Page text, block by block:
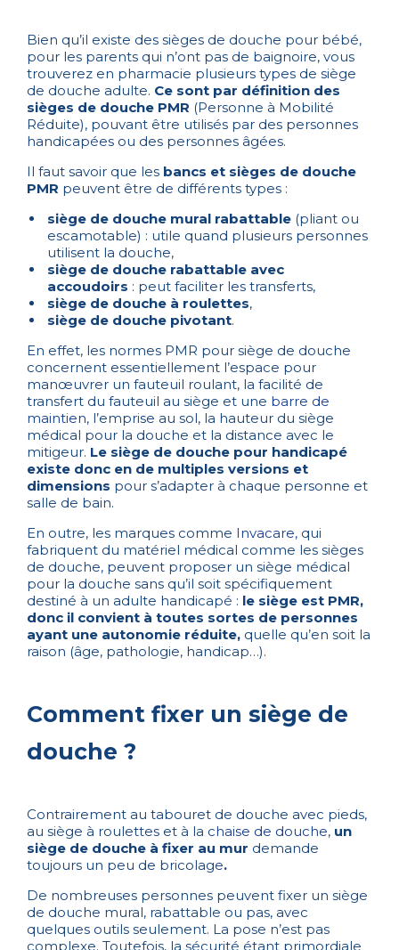
Bien qu’il existe des sièges de douche pour bébé,
pour les parents qui n’ont pas de baignoire, vous
trouverez en pharmacie plusieurs types de siège
de douche adulte. Ce sont par définition des
sièges de douche PMR (Personne à Mobilité
Réduite), pouvant être utilisés par des personnes
handicapées ou des personnes âgées.
Il faut savoir que les bancs et sièges de douche
PMR peuvent être de différents types :
siège de douche mural rabattable (pliant ou
escamotable) : utile quand plusieurs personnes
utilisent la douche,
siège de douche rabattable avec
accoudoirs : peut faciliter les transferts,
siège de douche à roulettes,
siège de douche pivotant.
En effet, les normes PMR pour siège de douche
concernent essentiellement l’espace pour
manœuvrer un fauteuil roulant, la facilité de
transfert du fauteuil au siège et une barre de
maintien, l’emprise au sol, la hauteur du siège
médical pour la douche et la distance avec le
mitigeur. Le siège de douche pour handicapé
existe donc en de multiples versions et
dimensions pour s’adapter à chaque personne et
salle de bain.
En outre, les marques comme Invacare, qui
fabriquent du matériel médical comme les sièges
de douche, peuvent proposer un siège médical
pour la douche sans qu’il soit spécifiquement
destiné à un adulte handicapé : le siège est PMR,
donc il convient à toutes sortes de personnes
ayant une autonomie réduite, quelle qu’en soit la
raison (âge, pathologie, handicap…).
Comment fixer un siège de
douche ?
Contrairement au tabouret de douche avec pieds,
au siège à roulettes et à la chaise de douche, un
siège de douche à fixer au mur demande
toujours un peu de bricolage.
De nombreuses personnes peuvent fixer un siège
de douche mural, rabattable ou pas, avec
quelques outils seulement. La pose n’est pas
complexe. Toutefois, la sécurité étant primordiale